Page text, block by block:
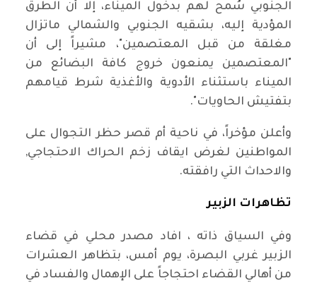
الجنوبي سُمح لهم بدخول الميناء، إلا أن الطرق
المؤدية إليه، بشقيه الجنوبي والشمالي ماتزال
مغلقة من قبل المعتصمين"، مشيراً إلى أن
"المعتصمين يمنعون خروج كافة البضائع من
الميناء باستثناء الأدوية والأغذية شرط قيامهم
بتفتيش الحاويات".
وأعلن مؤخراً، في ناحية أم قصر حظر التجوال على
المواطنين لغرض ايقاف زخم الحراك الاحتجاجي,
والاحداث التي رافقته.
تظاهرات الزبير
وفي السياق ذاته ، افاد مصدر محلي في قضاء
الزبير غربي البصرة، يوم أمس، بتظاهر العشرات
من أهالي القضاء احتجاجاً على الإهمال والفساد في